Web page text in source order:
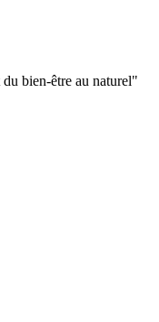
bien-être au naturel"